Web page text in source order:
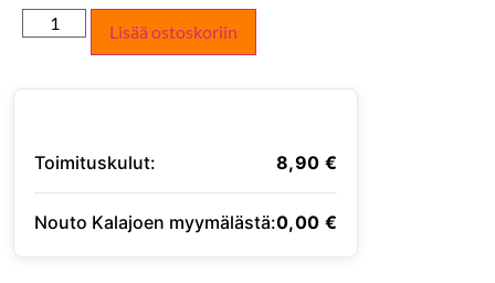
Lisää ostoskoriin
Toimituskulut: 8,90 €
Nouto Kalajoen myymälästä:0,00 €